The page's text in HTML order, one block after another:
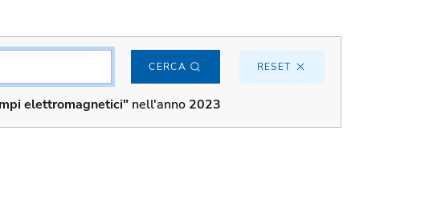
CERCA RESET
elettromagnetici" nell'anno 2023